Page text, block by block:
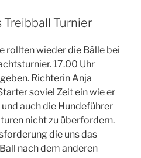
Turnier
rollten wieder die Bälle bei
17.00 Uhr
Richterin Anja
soviel Zeit ein wie er
auch die Hundeführer
nicht zu überfordern.
die uns das
nach dem anderen